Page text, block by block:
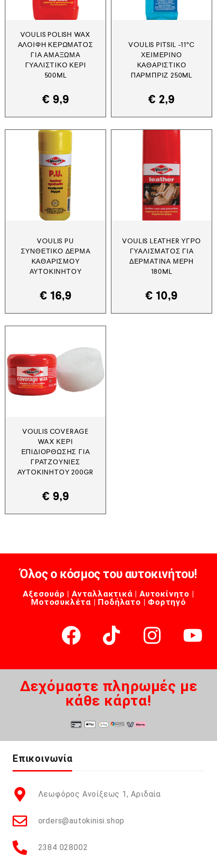
VOULIS POLISH WAX
ΑΛΟΙΦΉ ΚΕΡΏΜΑΤΟΣ
ΓΙΑ ΑΜΆΞΩΜΑ
ΓΥΑΛΙΣΤΙΚΌ ΚΕΡΊ
500ML
€ 9,9
VOULIS PITSIL -11°C
ΧΕΙΜΕΡΙΝΌ
ΚΑΘΑΡΙΣΤΙΚΌ
ΠΑΡΜΠΡΊΖ 250ML
€ 2,9
VOULIS PU
ΣΥΝΘΕΤΙΚΌ ΔΈΡΜΑ
ΚΑΘΑΡΙΣΜΟΎ
ΑΥΤΟΚΙΝΉΤΟΥ
€ 16,9
VOULIS LEATHER ΥΓΡΌ
ΓΥΑΛΊΣΜΑΤΟΣ ΓΙΑ
ΔΕΡΜΆΤΙΝΑ ΜΈΡΗ
180ML
€ 10,9
VOULIS COVERAGE
WAX ΚΕΡΊ
ΕΠΙΔΙΌΡΘΩΣΗΣ ΓΙΑ
ΓΡΑΤΖΟΥΝΙΈΣ
ΑΥΤΟΚΙΝΉΤΟΥ 200GR
€ 9,9
Όλος ο κόσμος του αυτοκινήτου!
Αξεσουάρ | Ανταλλακτικά | Αυτοκίνητο |
Μοτοσυκλέτα | Ποδήλατο | Φορτηγό
Δεχόμαστε πληρωμές με
κάθε κάρτα!
Επικοινωνία
Λεωφόρος Ανοίξεως 1, Αριδαία
orders@autokinisi.shop
2384 028002